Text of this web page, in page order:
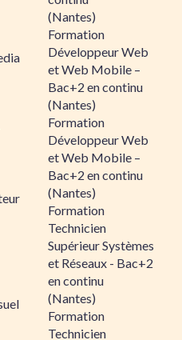
(Nantes)
Formation
Développeur Web
et Web Mobile –
Bac+2 en continu
(Nantes)
Formation
Développeur Web
et Web Mobile –
Bac+2 en continu
(Nantes)
Formation
Technicien
Supérieur Systèmes
et Réseaux - Bac+2
en continu
(Nantes)
Formation
Technicien